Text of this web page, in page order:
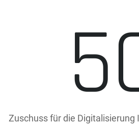
Zuschuss für die Digitalisierung